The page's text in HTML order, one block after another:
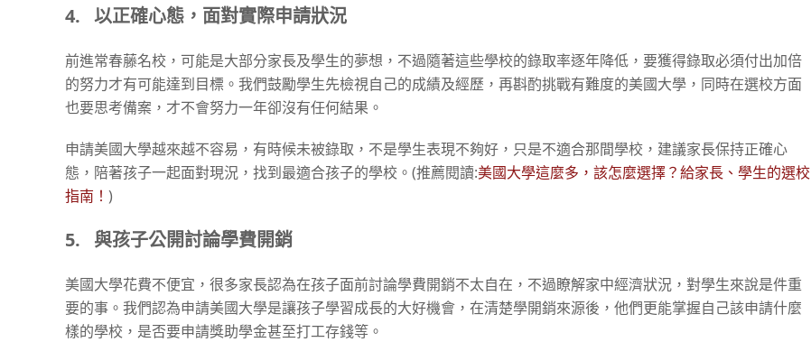
4. 以正確心態，面對實際申請狀況
前進常春藤名校，可能是大部分家長及學生的夢想，不過隨著這些學校的錄取率逐年降低，要獲得錄取必須付出加倍
的努力才有可能達到目標。我們鼓勵學生先檢視自己的成績及經歷，再斟酌挑戰有難度的美國大學，同時在選校方面
也要思考備案，才不會努力一年卻沒有任何結果。
申請美國大學越來越不容易，有時候未被錄取，不是學生表現不夠好，只是不適合那間學校，建議家長保持正確心
態，陪著孩子一起面對現況，找到最適合孩子的學校。(推薦閱讀:美國大學這麼多，該怎麼選擇？給家長、學生的選校
指南！ )
5. 與孩子公開討論學費開銷
美國大學花費不便宜，很多家長認為在孩子面前討論學費開銷不太自在，不過瞭解家中經濟狀況，對學生來說是件重
要的事。我們認為申請美國大學是讓孩子學習成長的大好機會，在清楚學開銷來源後，他們更能掌握自己該申請什麼
樣的學校，是否要申請獎助學金甚至打工存錢等。